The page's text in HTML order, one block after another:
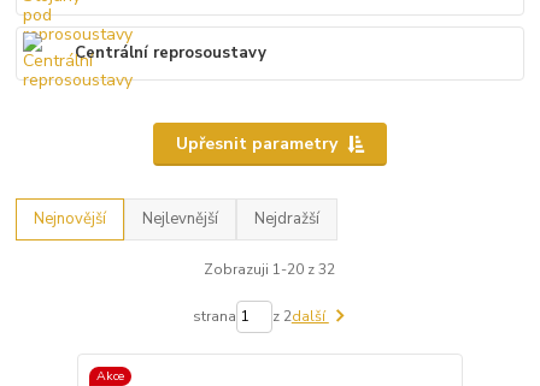
Centrální reprosoustavy
Upřesnit parametry
Nejnovější Nejlevnější Nejdražší
Zobrazuji 1-20 z 32
strana z 2další
Akce